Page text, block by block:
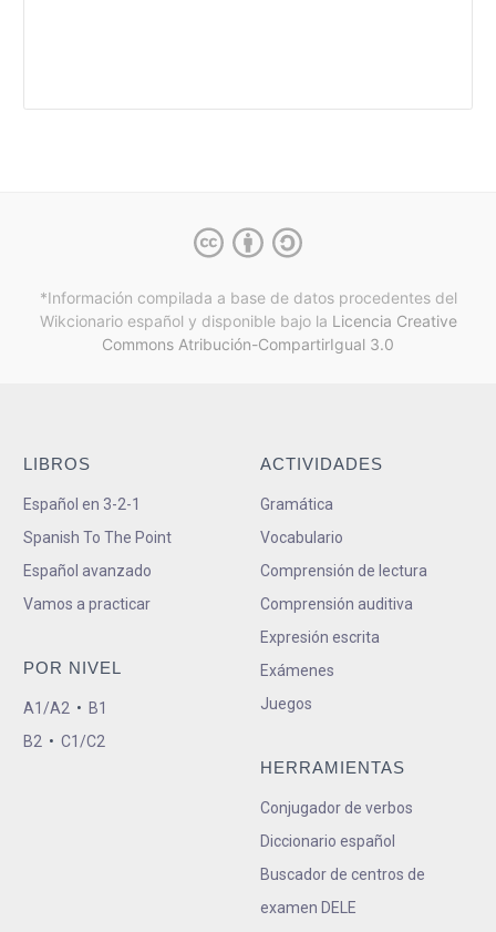
*Información compilada a base de datos procedentes del
Wikcionario español y disponible bajo la Licencia Creative
Commons Atribución-CompartirIgual 3.0
LIBROS
Español en 3-2-1
Spanish To The Point
Español avanzado
Vamos a practicar
POR NIVEL
A1/A2 • B1
B2 • C1/C2
ACTIVIDADES
Gramática
Vocabulario
Comprensión de lectura
Comprensión auditiva
Expresión escrita
Exámenes
Juegos
HERRAMIENTAS
Conjugador de verbos
Diccionario español
Buscador de centros de
examen DELE